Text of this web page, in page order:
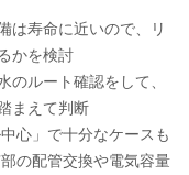
は寿命に近いので、リ
かを検討
ルート確認をして、
まえて判断
心」で十分なケースも
の配管交換や電気容量